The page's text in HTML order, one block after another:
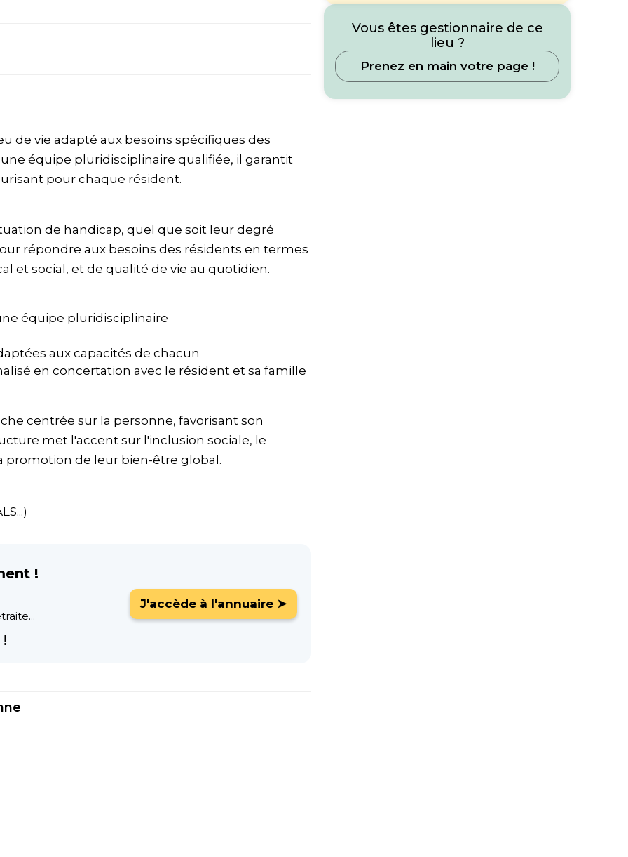
de vie adapté aux besoins spécifiques des
équipe pluridisciplinaire qualifiée, il garantit
pour chaque résident.
de handicap, quel que soit leur degré
répondre aux besoins des résidents en termes
et social, et de qualité de vie au quotidien.
équipe pluridisciplinaire
aux capacités de chacun
en concertation avec le résident et sa famille
centrée sur la personne, favorisant son
met l'accent sur l'inclusion sociale, le
promotion de leur bien-être global.
!
J'accède à l'annuaire ➤
Vous êtes gestionnaire de ce
lieu ?
Prenez en main votre page !